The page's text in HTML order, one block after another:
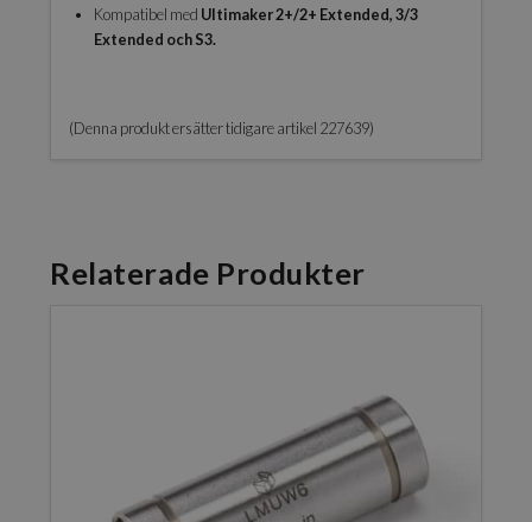
Kompatibel med Ultimaker 2+/2+ Extended, 3/3
Extended och S3.
(Denna produkt ersätter tidigare artikel 227639)
Relaterade Produkter